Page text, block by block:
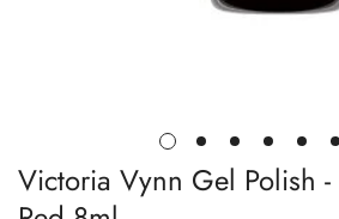
Victoria Vynn Gel Polish